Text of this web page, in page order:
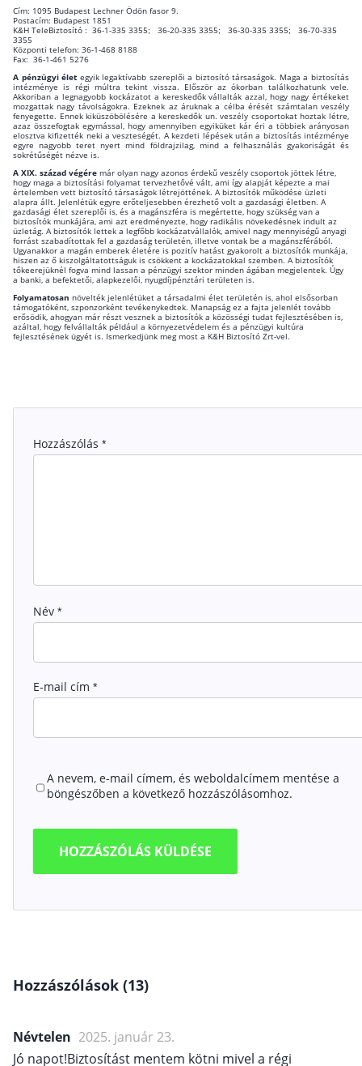
Cím: 1095 Budapest Lechner Ödön fasor 9.
Postacím: Budapest 1851
K&H TeleBiztosító : 36-1-335 3355; 36-20-335 3355; 36-30-335 3355; 36-70-335
3355
Központi telefon: 36-1-468 8188
Fax: 36-1-461 5276
A pénzügyi élet egyik legaktívabb szereplői a biztosító társaságok. Maga a biztosítás
intézménye is régi múltra tekint vissza. Először az ókorban találkozhatunk vele.
Akkoriban a legnagyobb kockázatot a kereskedők vállalták azzal, hogy nagy értékeket
mozgattak nagy távolságokra. Ezeknek az áruknak a célba érését számtalan veszély
fenyegette. Ennek kiküszöbölésére a kereskedők un. veszély csoportokat hoztak létre,
azaz összefogtak egymással, hogy amennyiben egyiküket kár éri a többiek arányosan
elosztva kifizették neki a veszteségét. A kezdeti lépések után a biztosítás intézménye
egyre nagyobb teret nyert mind földrajzilag, mind a felhasználás gyakoriságát és
sokrétűségét nézve is.
A XIX. század végére már olyan nagy azonos érdekű veszély csoportok jöttek létre,
hogy maga a biztosítási folyamat tervezhetővé vált, ami így alapját képezte a mai
értelemben vett biztosító társaságok létrejöttének. A biztosítók működése üzleti
alapra állt. Jelenlétük egyre erőteljesebben érezhető volt a gazdasági életben. A
gazdasági élet szereplői is, és a magánszféra is megértette, hogy szükség van a
biztosítók munkájára, ami azt eredményezte, hogy radikális növekedésnek indult az
üzletág. A biztosítók lettek a legfőbb kockázatvállalók, amivel nagy mennyiségű anyagi
forrást szabadítottak fel a gazdaság területén, illetve vontak be a magánszférából.
Ugyanakkor a magán emberek életére is pozitív hatást gyakorolt a biztosítók munkája,
hiszen az ő kiszolgáltatottságuk is csökkent a kockázatokkal szemben. A biztosítók
tőkeerejüknél fogva mind lassan a pénzügyi szektor minden ágában megjelentek. Úgy
a banki, a befektetői, alapkezelői, nyugdíjpénztári területen is.
Folyamatosan növelték jelenlétüket a társadalmi élet területén is, ahol elsősorban
támogatóként, szponzorként tevékenykedtek. Manapság ez a fajta jelenlét tovább
erősödik, ahogyan már részt vesznek a biztosítók a közösségi tudat fejlesztésében is,
azáltal, hogy felvállalták például a környezetvédelem és a pénzügyi kultúra
fejlesztésének ügyét is. Ismerkedjünk meg most a K&H Biztosító Zrt-vel.
Hozzászólás *
Név *
E-mail cím *
A nevem, e-mail címem, és weboldalcímem mentése a
böngészőben a következő hozzászólásomhoz.
Hozzászólások (13)
Névtelen 2025. január 23.
Jó napot!Biztosítást mentem kötni mivel a régi